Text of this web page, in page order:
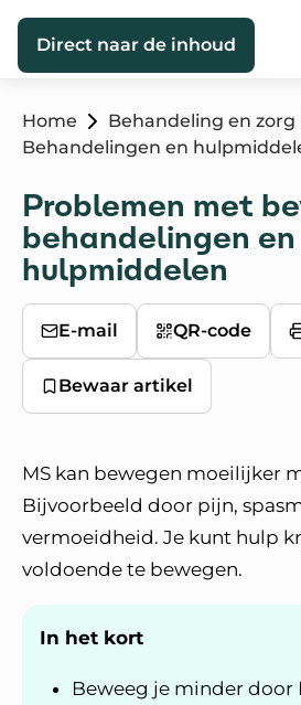
Direct naar de inhoud
Home
Behandeling en zorg
Behandelingen en
Problemen met
behandelingen en
hulpmiddelen
E-mail QR-code
Bewaar artikel
MS kan bewegen moeilijker
Bijvoorbeeld door pijn,
vermoeidheid. Je kunt hulp
voldoende te bewegen.
In het kort
Beweeg je minder door